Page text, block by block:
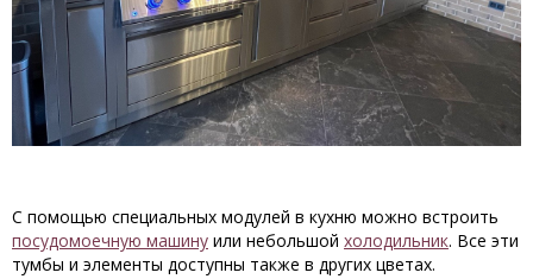
С помощью специальных модулей в кухню можно встроить
посудомоечную машину или небольшой холодильник. Все эти
тумбы и элементы доступны также в других цветах.